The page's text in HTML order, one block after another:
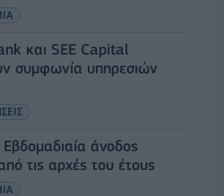
και SEE Capital
συμφωνία υπηρεσιών
άνοδος
τις αρχές του έτους